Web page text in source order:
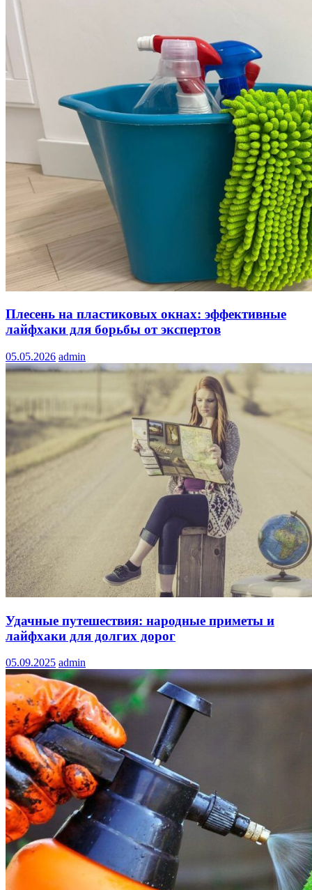
Плесень на пластиковых окнах: эффективные
лайфхаки для борьбы от экспертов
05.05.2026 admin
Удачные путешествия: народные приметы и
лайфхаки для долгих дорог
05.09.2025 admin